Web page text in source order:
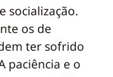
socialização.
os de
ter sofrido
paciência e o